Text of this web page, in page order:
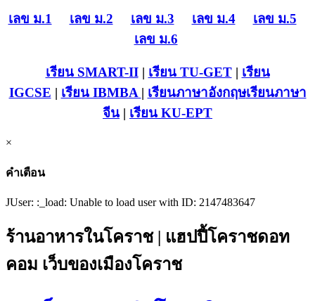
เลข ม.1 เลข ม.2 เลข ม.3 เลข ม.4
เลข ม.5
เลข ม.6
เรียน SMART-II| เรียน TU-GET| เรียน
IGCSE | เรียน IBMBA | เรียนภาษาอังกฤษเรียนภาษา
จีน | เรียน KU-EPT
×
คำเตือน
JUser: :_load: Unable to load user with ID: 2147483647
ร้านอาหารในโคราช | แฮปปี้โคราชดอท
คอม เว็บของเมืองโคราช